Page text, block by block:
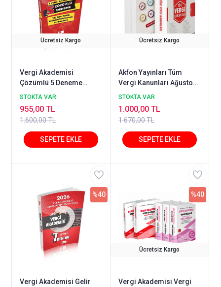
Ücretsiz Kargo
Vergi Akademisi
Çözümlü 5 Deneme
Mayıs 2026
STOKTA VAR
1.600,00 TL
955,00 TL
Ücretsiz Kargo
Akfon Yayınları Tüm
Vergi Kanunları Ağustos
2025
STOKTA VAR
1.670,00 TL
1.000,00 TL
Vergi Akademisi Gelir
%40
Ücretsiz Kargo
Vergi Akademisi Vergi
%40